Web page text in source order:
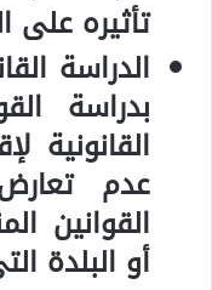
تأثيره على
الدراسة
بدراسة
القانونية
عدم
القوانين
أو البلدة